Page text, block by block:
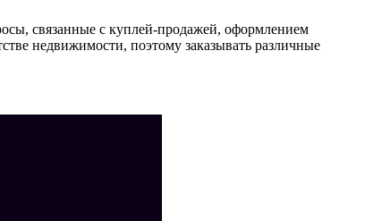
связанные с куплей-продажей, оформлением
недвижимости, поэтому заказывать различные